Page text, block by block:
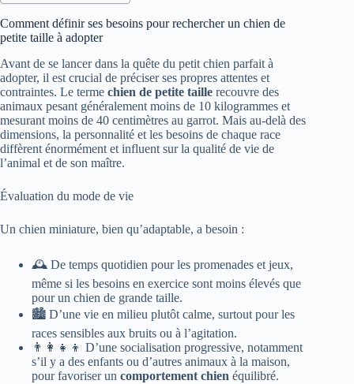
Comment définir ses besoins pour rechercher un chien de
petite taille à adopter
Avant de se lancer dans la quête du petit chien parfait à
adopter, il est crucial de préciser ses propres attentes et
contraintes. Le terme chien de petite taille recouvre des
animaux pesant généralement moins de 10 kilogrammes et
mesurant moins de 40 centimètres au garrot. Mais au-delà des
dimensions, la personnalité et les besoins de chaque race
diffèrent énormément et influent sur la qualité de vie de
l’animal et de son maître.
Évaluation du mode de vie
Un chien miniature, bien qu’adaptable, a besoin :
🕰 De temps quotidien pour les promenades et jeux,
même si les besoins en exercice sont moins élevés que
pour un chien de grande taille.
🏙 D’une vie en milieu plutôt calme, surtout pour les
races sensibles aux bruits ou à l’agitation.
👨‍👩‍👧‍👦 D’une socialisation progressive, notamment
s’il y a des enfants ou d’autres animaux à la maison,
pour favoriser un comportement chien équilibré.